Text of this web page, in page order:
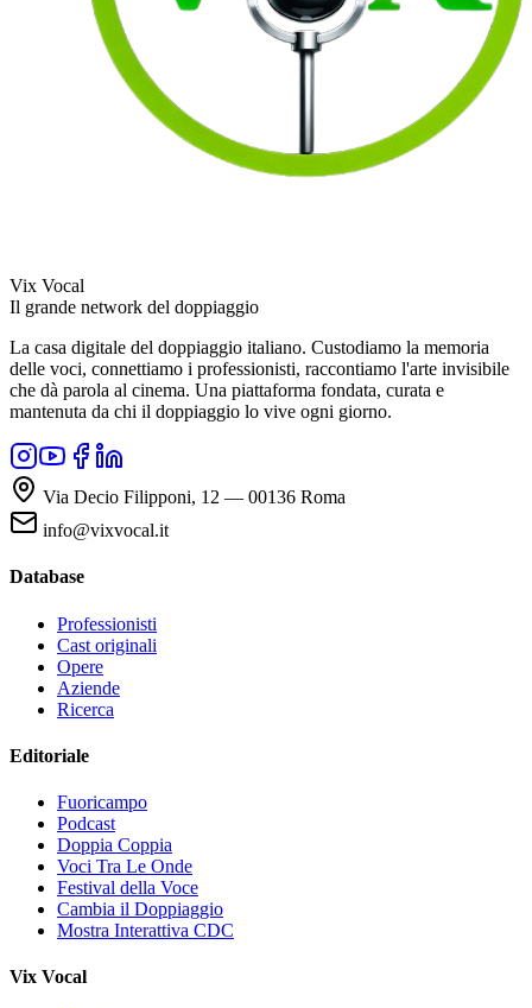
Vix Vocal
Il grande network del doppiaggio
La casa digitale del doppiaggio italiano. Custodiamo la memoria
delle voci, connettiamo i professionisti, raccontiamo l'arte invisibile
che dà parola al cinema. Una piattaforma fondata, curata e
mantenuta da chi il doppiaggio lo vive ogni giorno.
Via Decio Filipponi, 12 — 00136 Roma
info@vixvocal.it
Database
Professionisti
Cast originali
Opere
Aziende
Ricerca
Editoriale
Fuoricampo
Podcast
Doppia Coppia
Voci Tra Le Onde
Festival della Voce
Cambia il Doppiaggio
Mostra Interattiva CDC
Vix Vocal